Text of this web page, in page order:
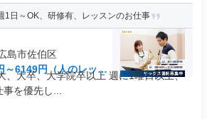
日～OK、研修有、レッスンのお仕事
島市佐伯区
～6149円（人のレッス
、大卒、大学院卒以上 週に1曜日以上、
を優先し...